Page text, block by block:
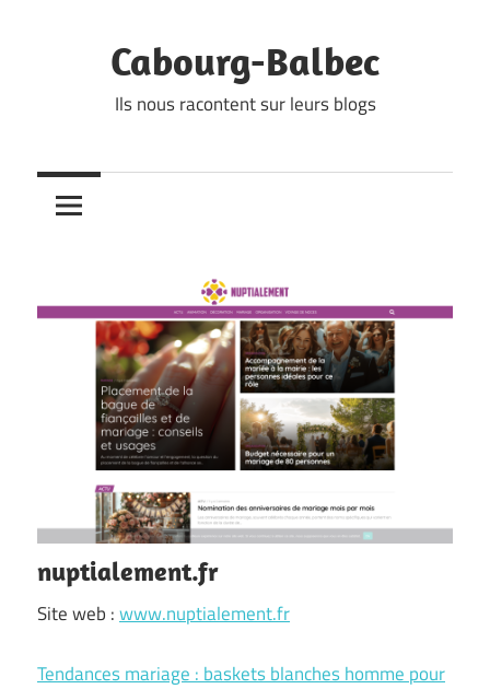
Cabourg-Balbec
Ils nous racontent sur leurs blogs
nuptialement.fr
Site web :www.nuptialement.fr
Tendances mariage : baskets blanches homme pour